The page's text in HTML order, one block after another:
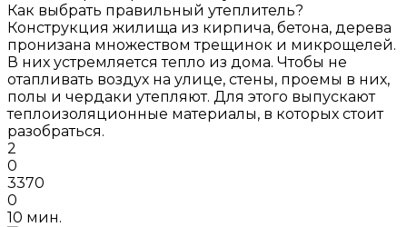
Как выбрать правильный утеплитель?
Конструкция жилища из кирпича, бетона, дерева
пронизана множеством трещинок и микрощелей.
В них устремляется тепло из дома. Чтобы не
отапливать воздух на улице, стены, проемы в них,
полы и чердаки утепляют. Для этого выпускают
теплоизоляционные материалы, в которых стоит
разобраться.
2
0
3370
0
10 мин.